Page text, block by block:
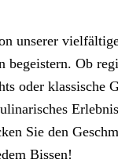
unserer
begeistern. Ob
oder klassische
Sie den
Bissen!